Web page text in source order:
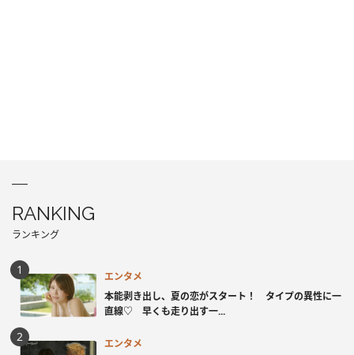
RANKING
ランキング
エンタメ
本能剥き出し、夏の恋がスタート！ タイプの異性に一
直線♡ 早くも走り出す一...
エンタメ